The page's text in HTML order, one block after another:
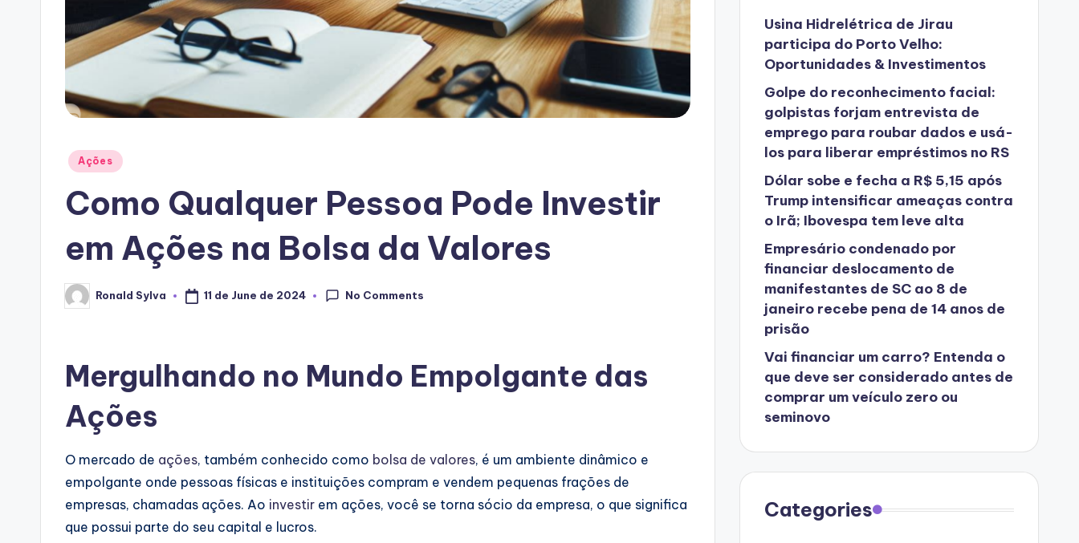
Posted
Ações
Como Qualquer Pessoa Pode Investir
em Ações na Bolsa da Valores
Posted
by
Ronald Sylva 11 de June de 2024 No Comments
Mergulhando no Mundo Empolgante das
Ações
O mercado de ações, também conhecido como bolsa de valores, é um ambiente dinâmico e
empolgante onde pessoas físicas e instituições compram e vendem pequenas frações de
empresas, chamadas ações. Ao investir em ações, você se torna sócio da empresa, o que significa
que possui parte do seu capital e lucros.
Usina Hidrelétrica de Jirau
participa do Porto Velho:
Oportunidades & Investimentos
Golpe do reconhecimento facial:
golpistas forjam entrevista de
emprego para roubar dados e usá-
los para liberar empréstimos no RS
Dólar sobe e fecha a R$ 5,15 após
Trump intensificar ameaças contra
o Irã; Ibovespa tem leve alta
Empresário condenado por
financiar deslocamento de
manifestantes de SC ao 8 de
janeiro recebe pena de 14 anos de
prisão
Vai financiar um carro? Entenda o
que deve ser considerado antes de
comprar um veículo zero ou
seminovo
Categories